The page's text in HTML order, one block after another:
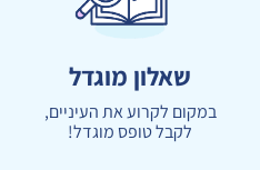
שאלון מוגדל
במקום לקרוע את העיניים,
לקבל טופס מוגדל!